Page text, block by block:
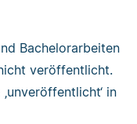
Bachelorarbeiten
veröffentlicht.
in